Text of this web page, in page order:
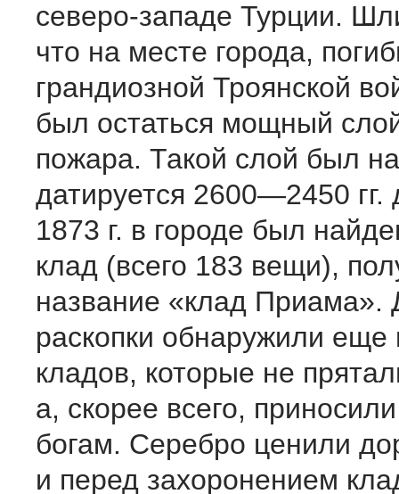
северо-западе Турции.
что на месте города,
грандиозной Троянской
был остаться мощный
пожара. Такой слой был
датируется 2600—2450 гг.
1873 г. в городе был
клад (всего 183 вещи),
название «клад
раскопки обнаружили еще
кладов, которые не
а, скорее всего,
богам. Серебро ценили
и перед захоронением